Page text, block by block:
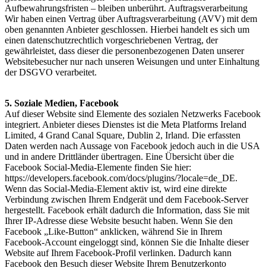
Aufbewahrungsfristen – bleiben unberührt. Auftragsverarbeitung
Wir haben einen Vertrag über Auftragsverarbeitung (AVV) mit dem
oben genannten Anbieter geschlossen. Hierbei handelt es sich um
einen datenschutzrechtlich vorgeschriebenen Vertrag, der
gewährleistet, dass dieser die personenbezogenen Daten unserer
Websitebesucher nur nach unseren Weisungen und unter Einhaltung
der DSGVO verarbeitet.​
5. Soziale Medien, Facebook
Auf dieser Website sind Elemente des sozialen Netzwerks Facebook
integriert. Anbieter dieses Dienstes ist die Meta Platforms Ireland
Limited, 4 Grand Canal Square, Dublin 2, Irland. Die erfassten
Daten werden nach Aussage von Facebook jedoch auch in die USA
und in andere Drittländer übertragen. Eine Übersicht über die
Facebook Social-Media-Elemente finden Sie hier:
https://developers.facebook.com/docs/plugins/?locale=de_DE.
Wenn das Social-Media-Element aktiv ist, wird eine direkte
Verbindung zwischen Ihrem Endgerät und dem Facebook-Server
hergestellt. Facebook erhält dadurch die Information, dass Sie mit
Ihrer IP-Adresse diese Website besucht haben. Wenn Sie den
Facebook „Like-Button“ anklicken, während Sie in Ihrem
Facebook-Account eingeloggt sind, können Sie die Inhalte dieser
Website auf Ihrem Facebook-Profil verlinken. Dadurch kann
Facebook den Besuch dieser Website Ihrem Benutzerkonto